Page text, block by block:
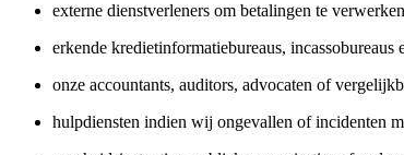
externe dienstverleners om betalingen te
erkende kredietinformatiebureaus,
onze accountants, auditors, advocaten of
hulpdiensten indien wij ongevallen of incidenten